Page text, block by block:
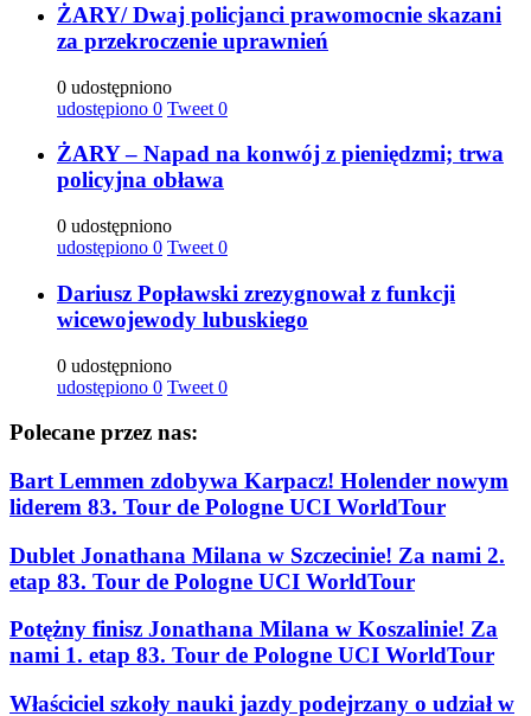
ŻARY/ Dwaj policjanci prawomocnie skazani
za przekroczenie uprawnień
0 udostępniono
udostępiono 0 Tweet 0
ŻARY – Napad na konwój z pieniędzmi; trwa
policyjna obława
0 udostępniono
udostępiono 0 Tweet 0
Dariusz Popławski zrezygnował z funkcji
wicewojewody lubuskiego
0 udostępniono
udostępiono 0 Tweet 0
Polecane przez nas:
Bart Lemmen zdobywa Karpacz! Holender nowym
liderem 83. Tour de Pologne UCI WorldTour
Dublet Jonathana Milana w Szczecinie! Za nami 2.
etap 83. Tour de Pologne UCI WorldTour
Potężny finisz Jonathana Milana w Koszalinie! Za
nami 1. etap 83. Tour de Pologne UCI WorldTour
Właściciel szkoły nauki jazdy podejrzany o udział w